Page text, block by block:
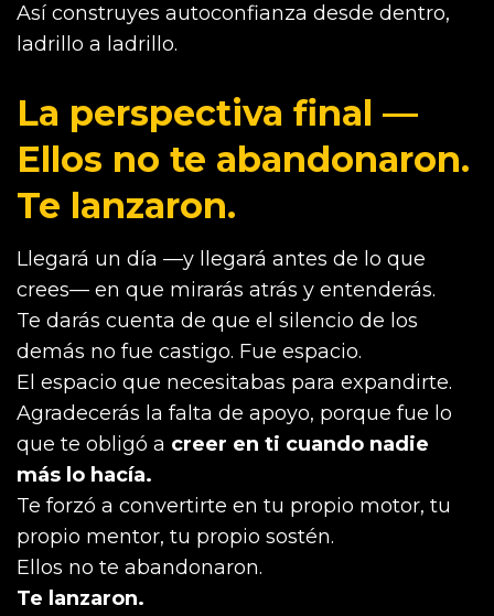
Así construyes autoconfianza desde dentro,
ladrillo a ladrillo.
La perspectiva final —
Ellos no te abandonaron.
Te lanzaron.
Llegará un día —y llegará antes de lo que
crees— en que mirarás atrás y entenderás.
Te darás cuenta de que el silencio de los
demás no fue castigo. Fue espacio.
El espacio que necesitabas para expandirte.
Agradecerás la falta de apoyo, porque fue lo
que te obligó a creer en ti cuando nadie
más lo hacía.
Te forzó a convertirte en tu propio motor, tu
propio mentor, tu propio sostén.
Ellos no te abandonaron.
Te lanzaron.